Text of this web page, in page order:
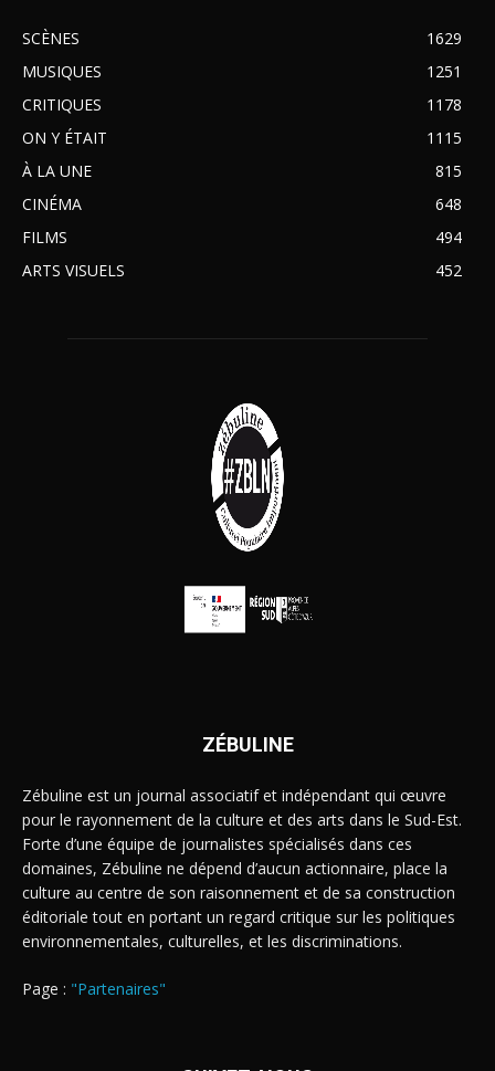
SCÈNES
1629
MUSIQUES
1251
CRITIQUES
1178
ON Y ÉTAIT
1115
À LA UNE
815
CINÉMA
648
FILMS
494
ARTS VISUELS
452
ZÉBULINE
Zébuline est un journal associatif et indépendant qui œuvre
pour le rayonnement de la culture et des arts dans le Sud-Est.
Forte d’une équipe de journalistes spécialisés dans ces
domaines, Zébuline ne dépend d’aucun actionnaire, place la
culture au centre de son raisonnement et de sa construction
éditoriale tout en portant un regard critique sur les politiques
environnementales, culturelles, et les discriminations.
Page : "Partenaires"